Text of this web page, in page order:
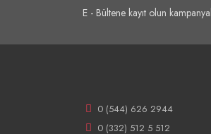
E - Bültene kayıt olun
0 (544) 626 2944
0 (332) 512 5 512